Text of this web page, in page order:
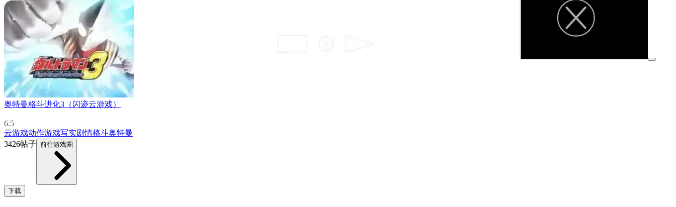
奥特曼格斗进化3（闪迹云游戏）
6.5
云游戏动作游戏写实剧情格斗奥特曼
3426帖子 前往游戏圈
下载